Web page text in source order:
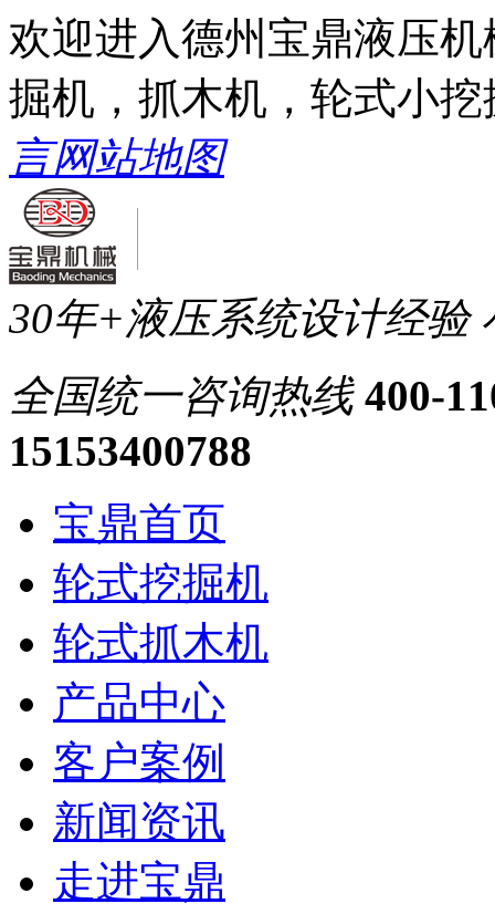
欢迎进入德州宝鼎液压
掘机，抓木机，轮式小
言网站地图
30年+液压系统设计经验
全国统一咨询热线 400-
15153400788
宝鼎首页
轮式挖掘机
轮式抓木机
产品中心
客户案例
新闻资讯
走进宝鼎